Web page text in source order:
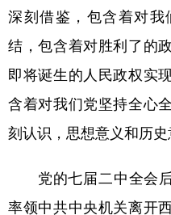
深刻借鉴，包含着对我
结，包含着对胜利了的
即将诞生的人民政权实
含着对我们党坚持全心
刻认识，思想意义和历史
党的七届二中全会后
率领中共中央机关离开